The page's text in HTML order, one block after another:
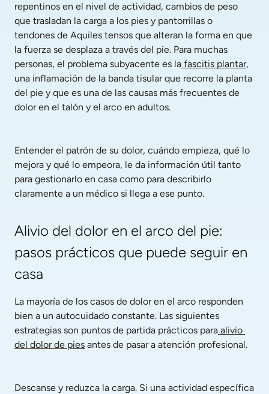
repentinos en el nivel de actividad, cambios de peso
que trasladan la carga a los pies y pantorrillas o
tendones de Aquiles tensos que alteran la forma en que
la fuerza se desplaza a través del pie. Para muchas
personas, el problema subyacente es la fascitis plantar,
una inflamación de la banda tisular que recorre la planta
del pie y que es una de las causas más frecuentes de
dolor en el talón y el arco en adultos.
Entender el patrón de su dolor, cuándo empieza, qué lo
mejora y qué lo empeora, le da información útil tanto
para gestionarlo en casa como para describirlo
claramente a un médico si llega a ese punto.
Alivio del dolor en el arco del pie:
pasos prácticos que puede seguir en
casa
La mayoría de los casos de dolor en el arco responden
bien a un autocuidado constante. Las siguientes
estrategias son puntos de partida prácticos para alivio
del dolor de pies antes de pasar a atención profesional.
Descanse y reduzca la carga. Si una actividad específica